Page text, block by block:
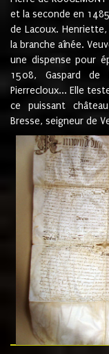
et la seconde en
de Lacoux.
la branche aînée.
une dispense pour
1508, Gaspard de
Pierrecloux... Elle
ce puissant
Bresse, seigneur de